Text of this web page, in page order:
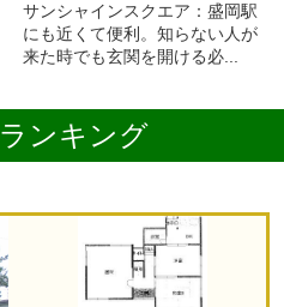
サンシャインスクエア：盛岡駅
にも近くて便利。知らない人が
来た時でも玄関を開ける必...
ンキング